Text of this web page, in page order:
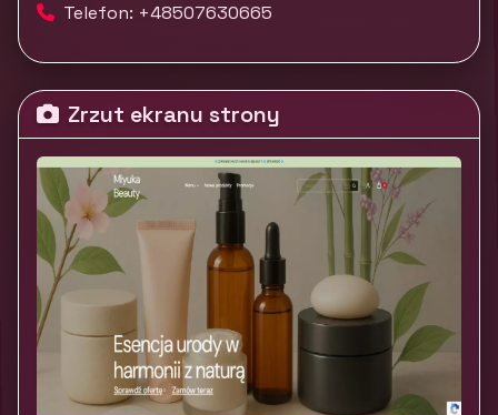
Telefon: +48507630665
Zrzut ekranu strony